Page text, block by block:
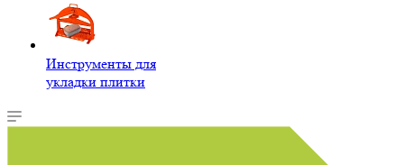
Инструменты для
укладки плитки